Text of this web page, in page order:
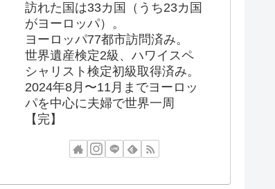
訪れた国は33カ国（うち23カ国
がヨーロッパ）。
ヨーロッパ77都市訪問済み。
世界遺産検定2級、ハワイスペ
シャリスト検定初級取得済み。
2024年8月〜11月までヨーロッ
パを中心に夫婦で世界一周
【完】